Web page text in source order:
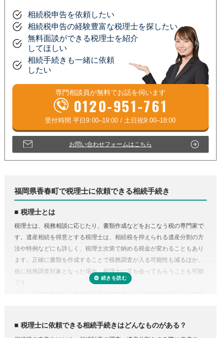
相続税申告を依頼したい
相続税申告の経験豊富な税理士を探したい
無料面談ができる税理士を紹介
してほしい
相続手続きも一緒に依頼
したい
専門相談員が無料でお話を伺います
0120-951-761
お問い合わせフォームはこちら
福岡県香春町で税理士に依頼できる相続手続き
税理士とは
税理士は、税務相談に応じたり、書類作成などをおこなう税の専門家で
す。遺産相続を得意とする税理士は、相続税を抑えられる遺産分割の方
法や特例などにも詳しく、税理士次第で納める税金が変わることもあり
ます。正確に書類を作成することで税務調査が入る可能性も減るほか、
仮に税務調査対象となった場合、税理士に立ち会ってもらうことも可能
です。
税理士に依頼できる相続手続きはどんなものがある？